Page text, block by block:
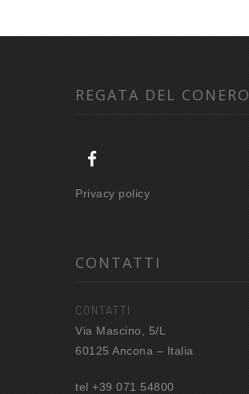
REGATA DEL CONERO
Privacy policy
CONTATTI
CONTATTI
Via Mascino, 5/L
60125 Ancona – Italia
tel +39 071 54800